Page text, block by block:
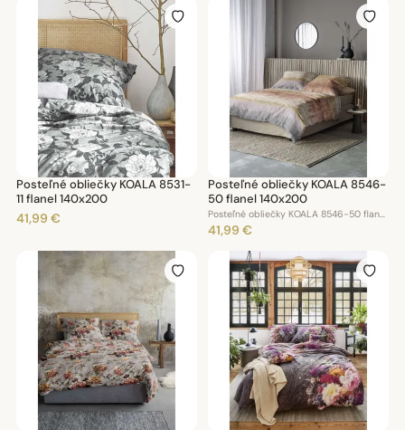
Posteľné obliečky KOALA 8531-
11 flanel 140x200
41,99 €
Posteľné obliečky KOALA 8546-
50 flanel 140x200
Posteľné obliečky KOALA 8546-50 flanel140x200
41,99 €